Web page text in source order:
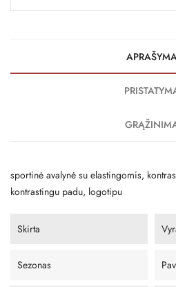
sportinė avalynė su elastingomis,
kontrastingu padu, logotipu
Skirta
Sezonas